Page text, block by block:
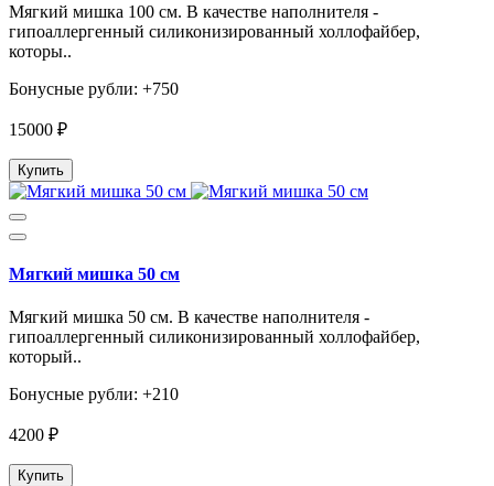
Мягкий мишка 100 см. В качестве наполнителя -
гипоаллергенный силиконизированный холлофайбер,
которы..
Бонусные рубли: +750
15000 ₽
Купить
Мягкий мишка 50 см
Мягкий мишка 50 см. В качестве наполнителя -
гипоаллергенный силиконизированный холлофайбер,
который..
Бонусные рубли: +210
4200 ₽
Купить